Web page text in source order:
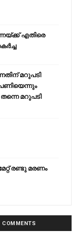
എതിരെ
മറുപടി
മറുപടി
രണ്ടു മരണം
COMMENTS